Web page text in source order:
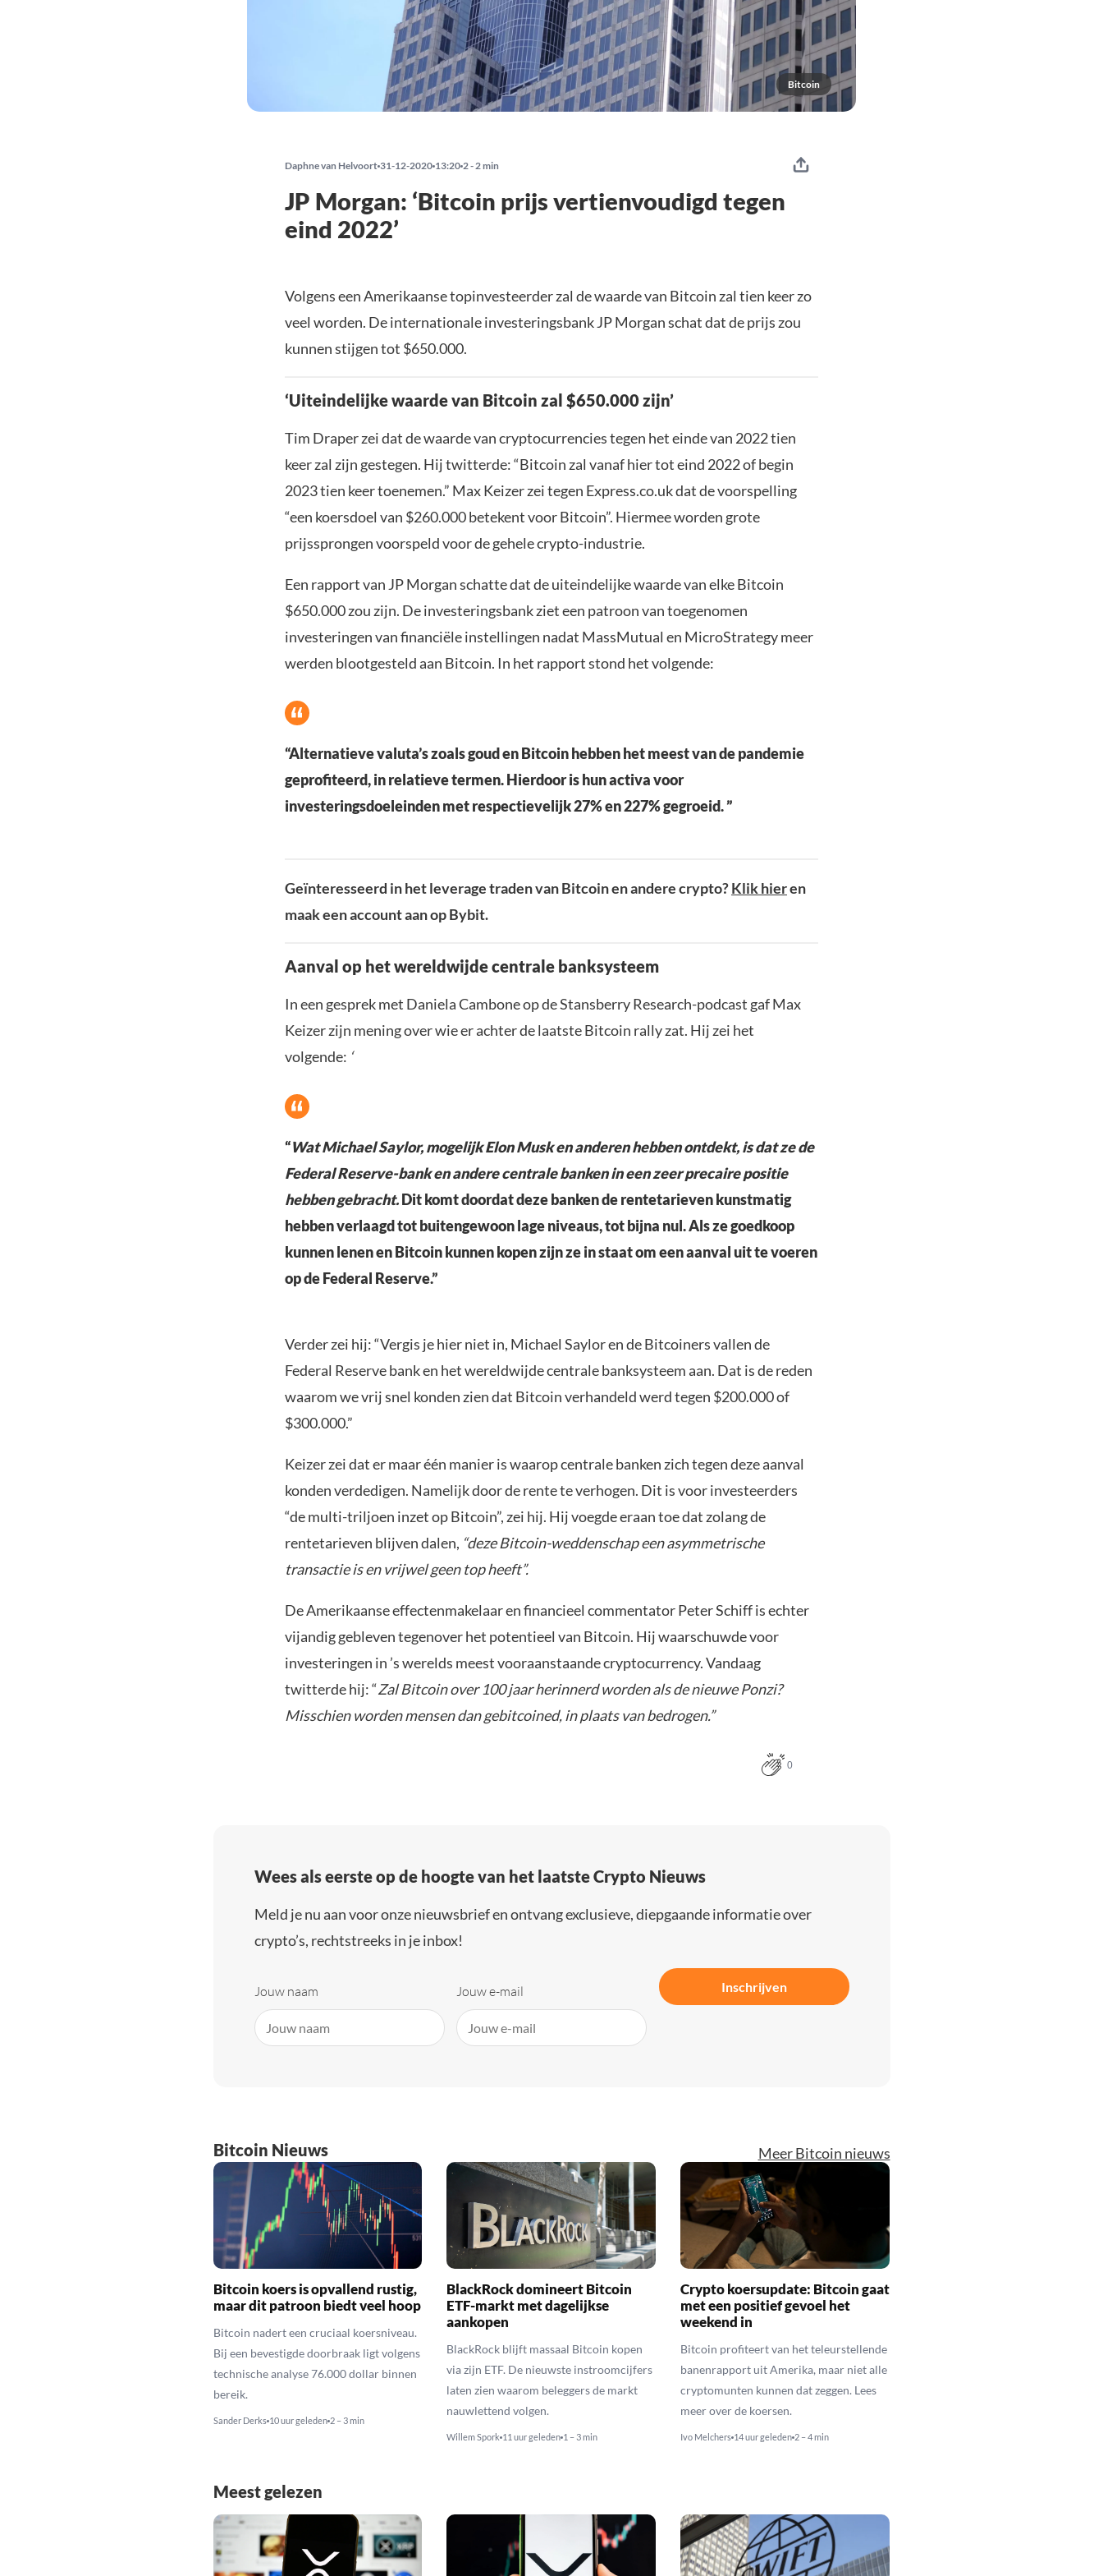
Bitcoin
Daphne van Helvoort 31-12-2020 13:20 2 - 2 min
JP Morgan: ‘Bitcoin prijs vertienvoudigd tegen
eind 2022’
Volgens een Amerikaanse topinvesteerder zal de waarde van Bitcoin zal tien keer zo
veel worden. De internationale investeringsbank JP Morgan schat dat de prijs zou
kunnen stijgen tot $650.000.
‘Uiteindelijke waarde van Bitcoin zal $650.000 zijn’
Tim Draper zei dat de waarde van cryptocurrencies tegen het einde van 2022 tien
keer zal zijn gestegen. Hij twitterde: “Bitcoin zal vanaf hier tot eind 2022 of begin
2023 tien keer toenemen.” Max Keizer zei tegen Express.co.uk dat de voorspelling
“een koersdoel van $260.000 betekent voor Bitcoin”. Hiermee worden grote
prijssprongen voorspeld voor de gehele crypto-industrie.
Een rapport van JP Morgan schatte dat de uiteindelijke waarde van elke Bitcoin
$650.000 zou zijn. De investeringsbank ziet een patroon van toegenomen
investeringen van financiële instellingen nadat MassMutual en MicroStrategy meer
werden blootgesteld aan Bitcoin. In het rapport stond het volgende:
“Alternatieve valuta’s zoals goud en Bitcoin hebben het meest van de pandemie
geprofiteerd, in relatieve termen. Hierdoor is hun activa voor
investeringsdoeleinden met respectievelijk 27% en 227% gegroeid. ”
Geïnteresseerd in het leverage traden van Bitcoin en andere crypto?Klik hieren
maak een account aan op Bybit.
Aanval op het wereldwijde centrale banksysteem
In een gesprek met Daniela Cambone op de Stansberry Research-podcast gaf Max
Keizer zijn mening over wie er achter de laatste Bitcoin rally zat. Hij zei het
volgende: ‘
“Wat Michael Saylor, mogelijk Elon Musk en anderen hebben ontdekt, is dat ze de
Federal Reserve-bank en andere centrale banken in een zeer precaire positie
hebben gebracht.Dit komt doordat deze banken de rentetarieven kunstmatig
hebben verlaagd tot buitengewoon lage niveaus, tot bijna nul. Als ze goedkoop
kunnen lenen en Bitcoin kunnen kopen zijn ze in staat om een aanval uit te voeren
op de Federal Reserve.”
Verder zei hij: “Vergis je hier niet in, Michael Saylor en de Bitcoiners vallen de
Federal Reserve bank en het wereldwijde centrale banksysteem aan. Dat is de reden
waarom we vrij snel konden zien dat Bitcoin verhandeld werd tegen $200.000 of
$300.000.”
Keizer zei dat er maar één manier is waarop centrale banken zich tegen deze aanval
konden verdedigen. Namelijk door de rente te verhogen. Dit is voor investeerders
“de multi-triljoen inzet op Bitcoin”, zei hij. Hij voegde eraan toe dat zolang de
rentetarieven blijven dalen, “deze Bitcoin-weddenschap een asymmetrische
transactie is en vrijwel geen top heeft”.
De Amerikaanse effectenmakelaar en financieel commentator Peter Schiff is echter
vijandig gebleven tegenover het potentieel van Bitcoin. Hij waarschuwde voor
investeringen in ’s werelds meest vooraanstaande cryptocurrency. Vandaag
twitterde hij: “Zal Bitcoin over 100 jaar herinnerd worden als de nieuwe Ponzi?
Misschien worden mensen dan gebitcoined, in plaats van bedrogen.”
0
Wees als eerste op de hoogte van het laatste Crypto Nieuws
Meld je nu aan voor onze nieuwsbrief en ontvang exclusieve, diepgaande informatie over
crypto’s, rechtstreeks in je inbox!
Jouw naam Jouw e-mail Inschrijven
Bitcoin Nieuws Meer Bitcoin nieuws
Bitcoin koers is opvallend rustig,
maar dit patroon biedt veel hoop
Bitcoin nadert een cruciaal koersniveau.
Bij een bevestigde doorbraak ligt volgens
technische analyse 76.000 dollar binnen
bereik.
Sander Derks 10 uur geleden 2 – 3 min
BlackRock domineert Bitcoin
ETF-markt met dagelijkse
aankopen
BlackRock blijft massaal Bitcoin kopen
via zijn ETF. De nieuwste instroomcijfers
laten zien waarom beleggers de markt
nauwlettend volgen.
Willem Spork 11 uur geleden 1 – 3 min
Crypto koersupdate: Bitcoin gaat
met een positief gevoel het
weekend in
Bitcoin profiteert van het teleurstellende
banenrapport uit Amerika, maar niet alle
cryptomunten kunnen dat zeggen. Lees
meer over de koersen.
Ivo Melchers 14 uur geleden 2 – 4 min
Meest gelezen